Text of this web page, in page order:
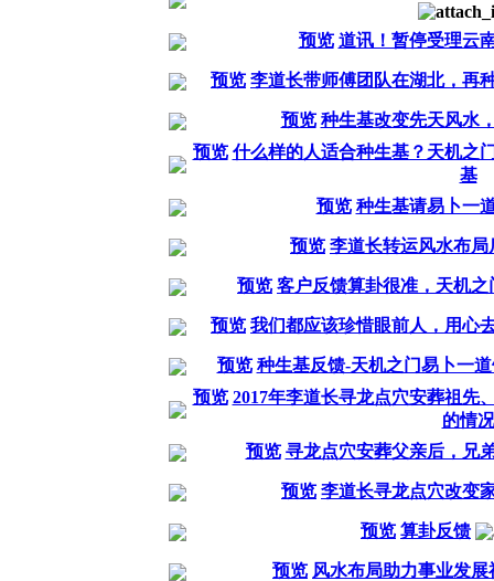
预览 道讯！暂停受理云
预览 李道长带师傅团队在湖北，再
预览 种生基改变先天风水
预览 什么样的人适合种生基？天机之
基
预览 种生基请易卜一
预览 李道长转运风水布局
预览 客户反馈算卦很准，天机之
预览 我们都应该珍惜眼前人，用心
预览 种生基反馈-天机之门易卜一
预览 2017年李道长寻龙点穴安葬祖先
的情况
预览 寻龙点穴安葬父亲后，兄
预览 李道长寻龙点穴改变
预览 算卦反馈
预览 风水布局助力事业发展